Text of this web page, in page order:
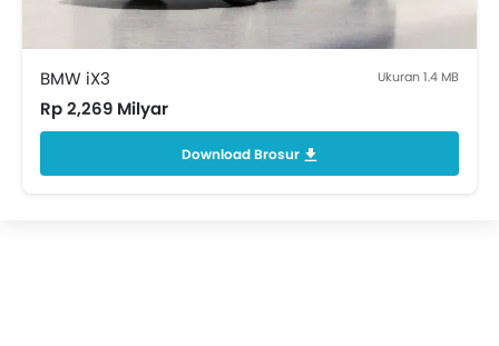
BMW iX3 Ukuran 1.4 MB
Rp 2,269 Milyar
Download Brosur